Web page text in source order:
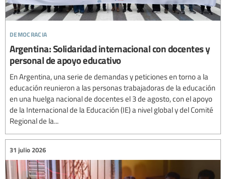
democracia
Argentina: Solidaridad internacional con docentes y
personal de apoyo educativo
En Argentina, una serie de demandas y peticiones en torno a la
educación reunieron a las personas trabajadoras de la educación
en una huelga nacional de docentes el 3 de agosto, con el apoyo
de la Internacional de la Educación (IE) a nivel global y del Comité
Regional de la...
31 julio 2026